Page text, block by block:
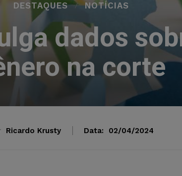
DESTAQUES NOTÍCIAS
dados
na corte
Ricardo Krusty Data: 02/04/2024